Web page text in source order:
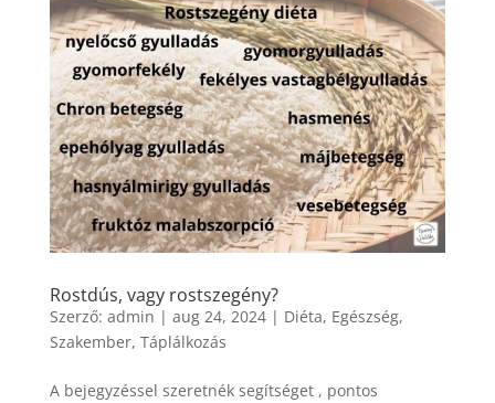
Rostdús, vagy rostszegény?
Szerző: admin | aug 24, 2024| Diéta, Egészség,
Szakember, Táplálkozás
A bejegyzéssel szeretnék segítséget , pontos